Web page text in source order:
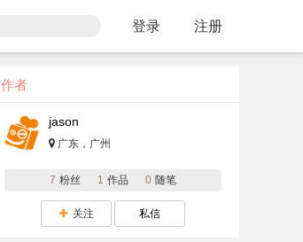
登录 注册
作者
jason
广东，广州
7 粉丝 1 作品 0 随笔
关注 私信